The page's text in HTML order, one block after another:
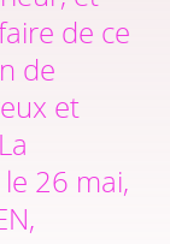
de ce
de
et
26 mai,